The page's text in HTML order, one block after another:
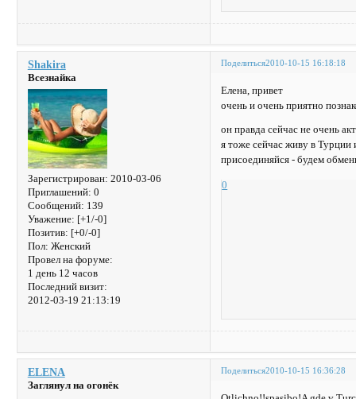
Поделиться2010-10-15 16:18:18
Shakira
Всезнайка
Зарегистрирован: 2010-03-06
Приглашений: 0
Сообщений: 139
Уважение: [+1/-0]
Позитив: [+0/-0]
Пол: Женский
Провел на форуме:
1 день 12 часов
Последний визит:
2012-03-19 21:13:19
Елена, привет
очень и очень приятно
он правда сейчас не очень
я тоже сейчас живу в
присоединяйся - будем
0
Поделиться2010-10-15 16:36:28
ELENA
Заглянул на огонёк